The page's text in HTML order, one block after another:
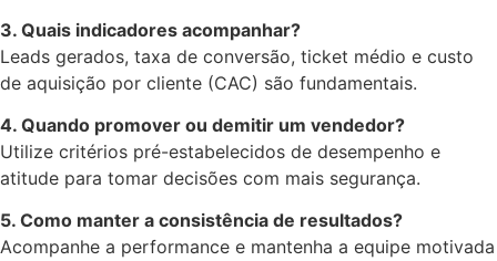
3. Quais indicadores acompanhar?
Leads gerados, taxa de conversão, ticket médio e custo
de aquisição por cliente (CAC) são fundamentais.
4. Quando promover ou demitir um vendedor?
Utilize critérios pré-estabelecidos de desempenho e
atitude para tomar decisões com mais segurança.
5. Como manter a consistência de resultados?
Acompanhe a performance e mantenha a equipe motivada